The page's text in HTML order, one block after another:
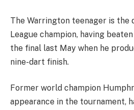
The Warrington teenager is the
League champion, having
the final last May when he
nine-dart finish.
Former world champion
appearance in the tournament,